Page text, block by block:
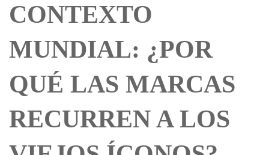
CONTEXTO
MUNDIAL: ¿POR
QUÉ LAS MARCAS
RECURREN A LOS